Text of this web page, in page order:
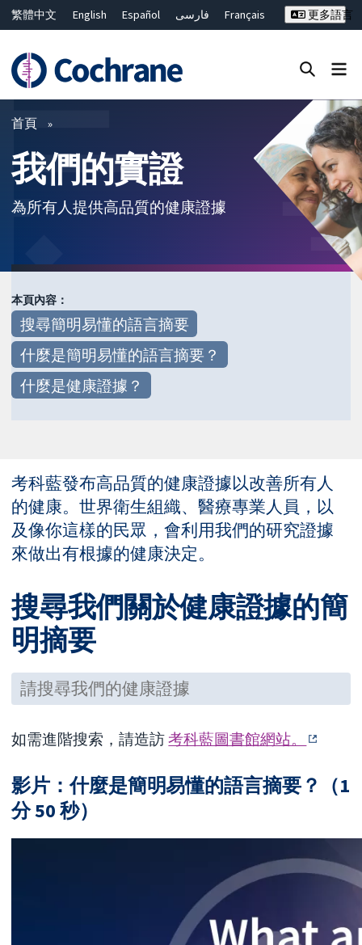
繁體中文 English Español فارسی
Français
ไทย
简体中文
更多語言
關閉搜尋 ✖
首頁
我們的實證
為所有人提供高品質的健康證據
本頁內容：
搜尋簡明易懂的語言摘要
什麼是簡明易懂的語言摘要？
什麼是健康證據？
考科藍發布高品質的健康證據以改善所有人
的健康。世界衛生組織、醫療專業人員，以
及像你這樣的民眾，會利用我們的研究證據
來做出有根據的健康決定。
搜尋我們關於健康證據的簡
明摘要
如需進階搜索，請造訪考科藍圖書館網站。
影片：什麼是簡明易懂的語言摘要？（1
分 50 秒）